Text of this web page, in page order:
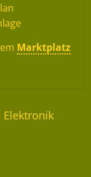
Marktplatz
Elektronik